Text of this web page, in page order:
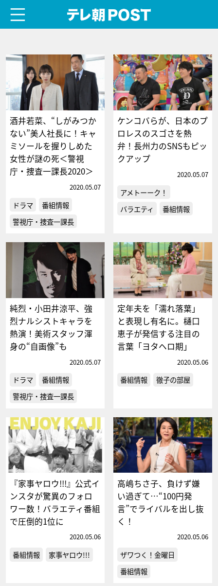
酒井若菜、“しがみつか
ない”美人社長に！キャ
ミソールを握りしめた
女性が謎の死＜警視
庁・捜査一課長2020＞
2020.05.07
ドラマ
番組情報
警視庁・捜査一課長
ケンコバらが、日本のプ
ロレスのスゴさを熱
弁！長州力のSNSもピッ
クアップ
2020.05.07
アメトーーク！
バラエティ
番組情報
純烈・小田井涼平、強
烈ナルシストキャラを
熱演！美術スタッフ渾
身の“自画像”も
2020.05.07
ドラマ
番組情報
警視庁・捜査一課長
定年夫を「濡れ落葉」
と表現し有名に。樋口
恵子が発信する注目の
言葉「ヨタヘロ期」
2020.05.06
番組情報 徹子の部屋
『家事ヤロウ!!!』公式イ
ンスタが驚異のフォロ
ワー数！バラエティ番組
で圧倒的1位に
2020.05.06
番組情報 家事ヤロウ!!!
高嶋ちさ子、負けず嫌
い過ぎて…“100円発
言”でライバルを出し抜
く！
2020.05.06
ザワつく！金曜日
番組情報